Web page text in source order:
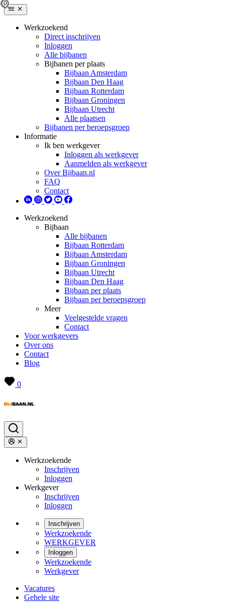
Werkzoekend
Direct inschrijven
Inloggen
Alle bijbanen
Bijbanen per plaats
Bijbaan Amsterdam
Bijbaan Den Haag
Bijbaan Rotterdam
Bijbaan Groningen
Bijbaan Utrecht
Alle plaatsen
Bijbanen per beroepsgroep
Informatie
Ik ben werkgever
Inloggen als werkgever
Aanmelden als werkgever
Over Bijbaan.nl
FAQ
Contact
Werkzoekend
Bijbaan
Alle bijbanen
Bijbaan Rotterdam
Bijbaan Amsterdam
Bijbaan Groningen
Bijbaan Utrecht
Bijbaan Den Haag
Bijbaan per plaats
Bijbaan per beroepsgroep
Meer
Veelgestelde vragen
Contact
Voor werkgevers
Over ons
Contact
Blog
0
Werkzoekende
Inschrijven
Inloggen
Werkgever
Inschrijven
Inloggen
Inschrijven
Werkzoekende
WERKGEVER
Inloggen
Werkzoekende
Werkgever
Vacatures
Gehele site